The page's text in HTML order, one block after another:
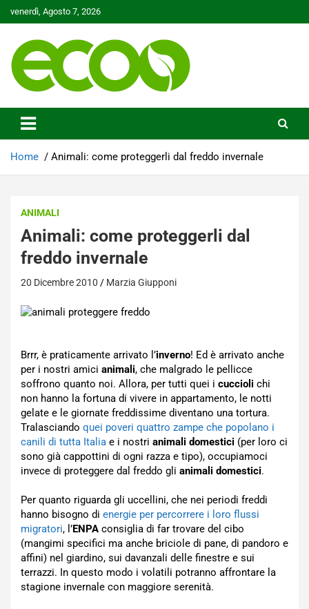
to
venerdì, Agosto 7, 2026
Ecoo.it
Home Animali: come proteggerli dal freddo invernale
ANIMALI
Animali: come proteggerli dal
freddo invernale
20 Dicembre 2010 Marzia Giupponi
Brrr, è praticamente arrivato l’inverno! Ed è arrivato anche
per i nostri amici animali, che malgrado le pellicce
soffrono quanto noi. Allora, per tutti quei i cuccioli chi
non hanno la fortuna di vivere in appartamento, le notti
gelate e le giornate freddissime diventano una tortura.
Tralasciando quei poveri quattro zampe che popolano i
canili di tutta Italia e i nostri animali domestici (per loro ci
sono già cappottini di ogni razza e tipo), occupiamoci
invece di proteggere dal freddo gli animali domestici.
Per quanto riguarda gli uccellini, che nei periodi freddi
hanno bisogno di energie per percorrere i loro flussi
migratori, l’ENPA consiglia di far trovare del cibo
(mangimi specifici ma anche briciole di pane, di pandoro e
affini) nel giardino, sui davanzali delle finestre e sui
terrazzi. In questo modo i volatili potranno affrontare la
stagione invernale con maggiore serenità.